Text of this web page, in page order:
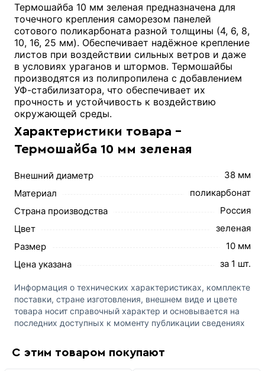
Термошайба 10 мм зеленая предназначена для
точечного крепления саморезом панелей
сотового поликарбоната разной толщины (4, 6, 8,
10, 16, 25 мм). Обеспечивает надёжное крепление
листов при воздействии сильных ветров и даже
в условиях ураганов и штормов. Термошайбы
производятся из полипропилена с добавлением
УФ-стабилизатора, что обеспечивает их
прочность и устойчивость к воздействию
окружающей среды.
Характеристики товара -
Термошайба 10 мм зеленая
Внешний диаметр
38 мм
Материал
поликарбонат
Страна производства
Россия
Цвет
зеленая
Размер
10 мм
Цена указана
за 1 шт.
Информация о технических характеристиках, комплекте
поставки, стране изготовления, внешнем виде и цвете
товара носит справочный характер и основывается на
последних доступных к моменту публикации сведениях
С этим товаром покупают